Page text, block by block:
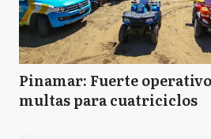
Pinamar: Fuerte
multas para cuatriciclos